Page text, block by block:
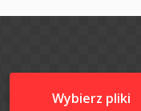
Wybierz pliki